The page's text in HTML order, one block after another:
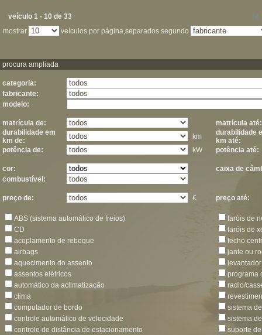
veículo 1 - 10 de 33
mostrar
veículos por página,separados segundo
procura ampliada
categoria:
fabricante:
modelo:
matrícula de:
matrícula até:
durabilidade em
km de:
km
durabilidade
km até:
potência de:
kW potência até:
cor:
caixa de
combustível:
preço de: € preço até:
ABS (sistema automático de freios)
CD
acoplamento de reboque
airbags
aquecimento do assento
assentos elétricos
automático da aclimatização
clima
computador de bordo
controle automático de velocidade
controle de distância de estacionamento
faróis de
faróis de
fecho
jante ou
programa
radio/
sistema
sistema
suporte